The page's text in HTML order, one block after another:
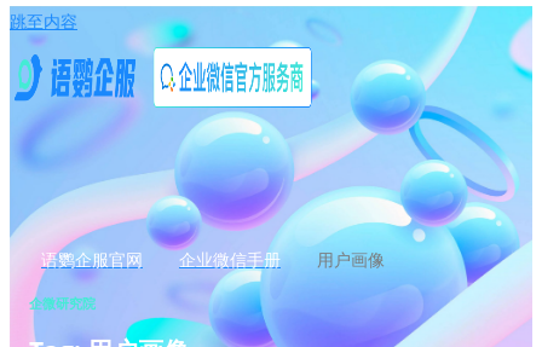
跳至内容
语鹦企服官网 企业微信手册 用户画像
企微研究院